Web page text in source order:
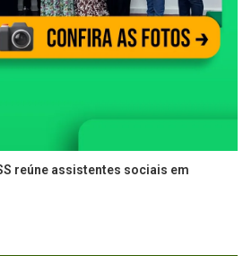
reúne assistentes sociais em